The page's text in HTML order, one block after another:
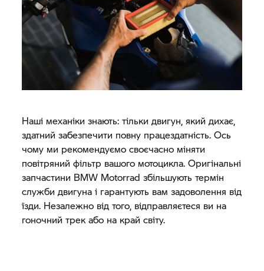
Наші механіки знають: тільки двигун, який дихає,
здатний забезпечити повну працездатність. Ось
чому ми рекомендуємо своєчасно міняти
повітряний фільтр вашого мотоцикла. Оригінальні
запчастини BMW Motorrad збільшують термін
служби двигуна і гарантують вам задоволення від
їзди. Незалежно від того, відправляєтеся ви на
гоночний трек або на край світу.